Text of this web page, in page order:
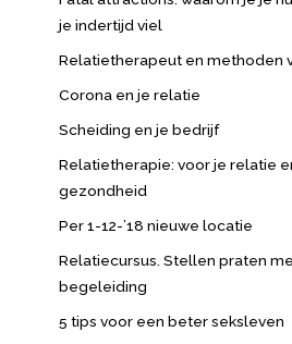
je indertijd viel
Relatietherapeut en methoden
Corona en je relatie
Scheiding en je bedrijf
Relatietherapie: voor je relatie
gezondheid
Per 1-12-’18 nieuwe locatie
Relatiecursus. Stellen praten
begeleiding
5 tips voor een beter seksleven